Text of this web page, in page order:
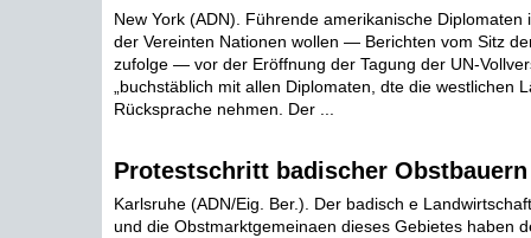
New York (ADN). Führende amerikanische Diplomaten
der Vereinten Nationen wollen — Berichten vom Sitz
zufolge — vor der Eröffnung der Tagung der UN-
„buchstäblich mit allen Diplomaten, dte die westlichen
Rücksprache nehmen. Der ...
Protestschritt badischer
Karlsruhe (ADN/Eig. Ber.). Der badisch e
und die Obstmarktgemeinaen dieses Gebietes haben